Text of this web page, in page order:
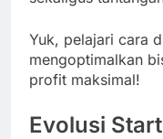
Yuk, pelajari cara
mengoptimalkan
profit maksimal!
Evolusi